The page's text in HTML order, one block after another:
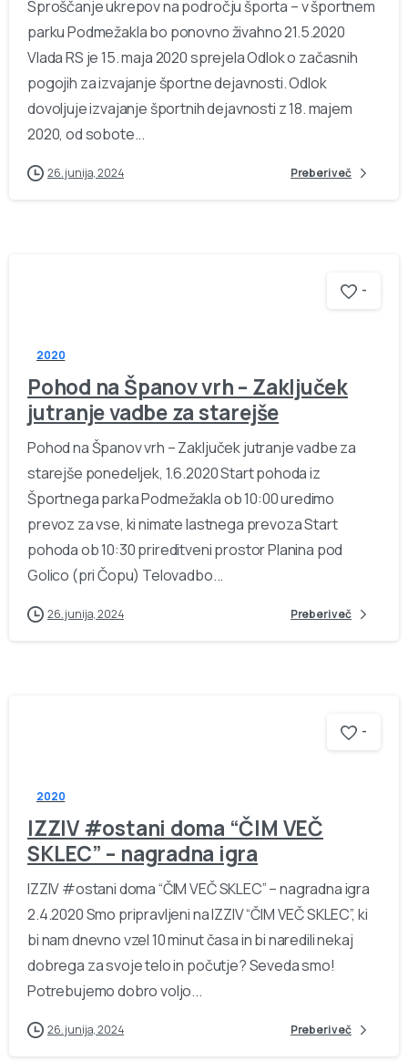
Sproščanje ukrepov na področju športa – v športnem
parku Podmežakla bo ponovno živahno 21.5.2020
Vlada RS je 15. maja 2020 sprejela Odlok o začasnih
pogojih za izvajanje športne dejavnosti. Odlok
dovoljuje izvajanje športnih dejavnosti z 18. majem
2020, od sobote...
26. junija, 2024 Preberi več
-
2020
Pohod na Španov vrh – Zaključek
jutranje vadbe za starejše
Pohod na Španov vrh – Zaključek jutranje vadbe za
starejše ponedeljek, 1.6.2020 Start pohoda iz
Športnega parka Podmežakla ob 10:00 uredimo
prevoz za vse, ki nimate lastnega prevoza Start
pohoda ob 10:30 prireditveni prostor Planina pod
Golico (pri Čopu) Telovadbo...
26. junija, 2024 Preberi več
-
2020
IZZIV #ostani doma “ČIM VEČ
SKLEC” – nagradna igra
IZZIV #ostani doma “ČIM VEČ SKLEC” – nagradna igra
2.4.2020 Smo pripravljeni na IZZIV “ČIM VEČ SKLEC”, ki
bi nam dnevno vzel 10 minut časa in bi naredili nekaj
dobrega za svoje telo in počutje? Seveda smo!
Potrebujemo dobro voljo...
26. junija, 2024 Preberi več